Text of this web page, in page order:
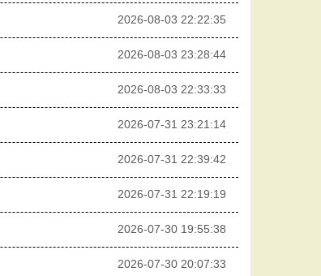
2026-08-03 22:22:35
2026-08-03 23:28:44
2026-08-03 22:33:33
2026-07-31 23:21:14
2026-07-31 22:39:42
2026-07-31 22:19:19
2026-07-30 19:55:38
2026-07-30 20:07:33